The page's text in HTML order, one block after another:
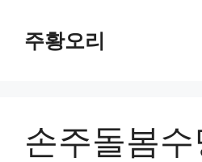
주황오리
손주돌봄수